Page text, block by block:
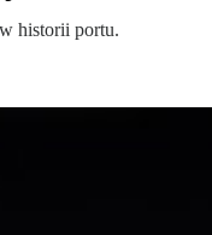
historii portu.